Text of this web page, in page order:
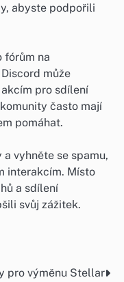
abyste podpořili
fórům na
může
pro sdílení
často mají
pomáhat.
vyhněte se spamu,
interakcím. Místo
a sdílení
svůj zážitek.
pro výměnu Stellar